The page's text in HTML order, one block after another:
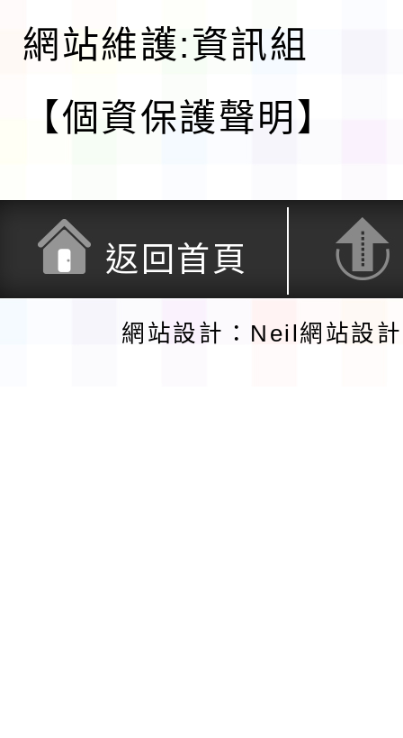
網站維護:資訊組
【個資保護聲明】
返回首頁
網站設計：Neil網站設